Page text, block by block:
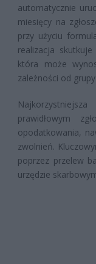
automatycznie
miesięcy na
przy użyciu
realizacja
która może
zależności od
prawidłowym
opodatkowania,
zwolnień.
poprzez przelew
urzędzie